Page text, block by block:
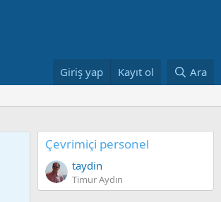
Giriş yap Kayıt ol Ara
Çevrimiçi personel
taydin
Timur Aydın